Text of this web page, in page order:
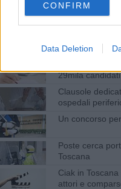
CONFIRM
Data Deletion
Più toscani
29mila candidati
Clausole
ospedali
Un concorso
Poste cerca
Toscana
Ciak in
attori e